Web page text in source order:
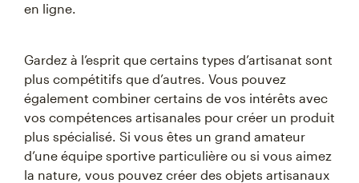
en ligne.
Gardez à l’esprit que certains types d’artisanat sont
plus compétitifs que d’autres. Vous pouvez
également combiner certains de vos intérêts avec
vos compétences artisanales pour créer un produit
plus spécialisé. Si vous êtes un grand amateur
d’une équipe sportive particulière ou si vous aimez
la nature, vous pouvez créer des objets artisanaux